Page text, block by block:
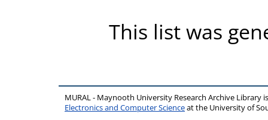
This list was
MURAL - Maynooth University Research Archive Library
Electronics and Computer Scienceat the University of